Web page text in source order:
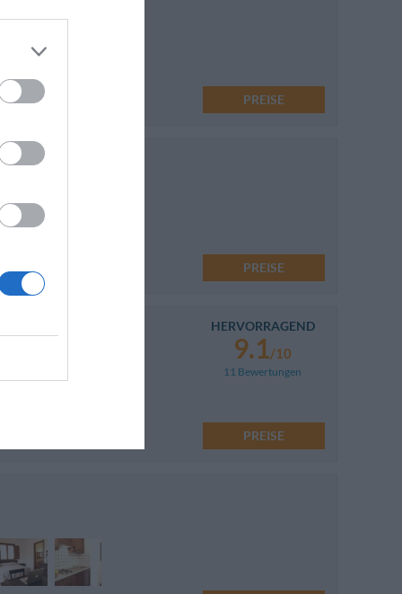
PREISE
km
PREISE
HERVORRAGEND
9.1/10
11 Bewertungen
PREISE